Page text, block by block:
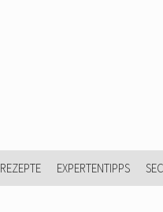
REZEPTE EXPERTENTIPPS